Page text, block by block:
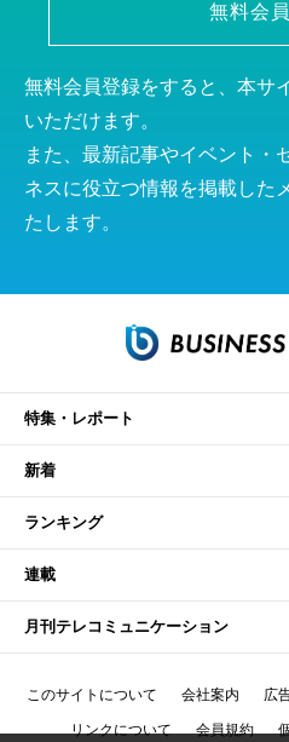
無料会
無料会員登録をすると、本サ
いただけます。
また、最新記事やイベント・
ネスに役立つ情報を掲載した
たします。
特集・レポート
新着
ランキング
連載
月刊テレコミュニケーション
このサイトについて 会社案内 広
リンクについて 会員規約